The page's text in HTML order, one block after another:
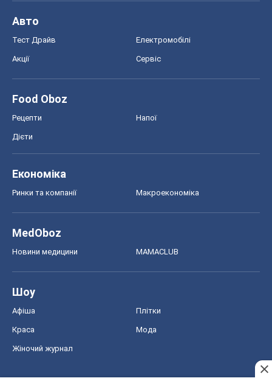
Авто
Тест Драйв Електромобілі
Акції Сервіс
Food Oboz
Рецепти Напої
Дієти
Економіка
Ринки та компанії Макроекономіка
MedOboz
Новини медицини MAMACLUB
Шоу
Афіша Плітки
Краса Мода
Жіночий журнал